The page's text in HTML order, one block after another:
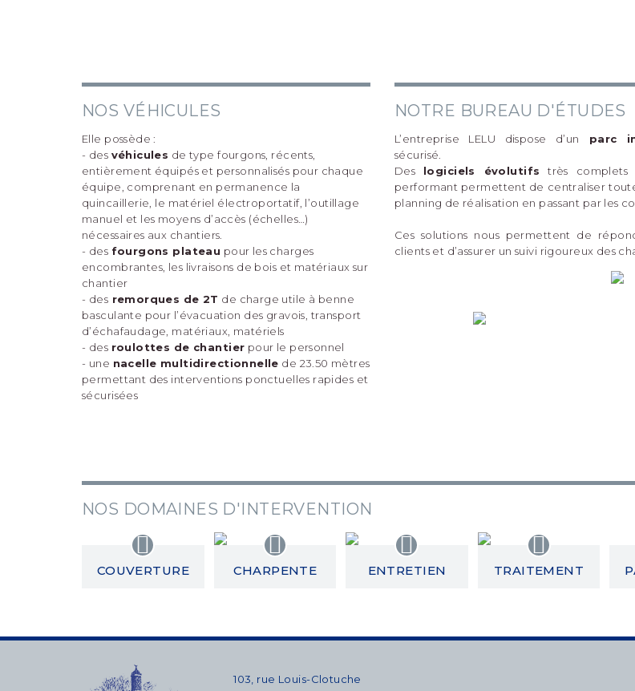
NOS VÉHICULES
Elle possède :
- des véhicules de type fourgons, récents,
entièrement équipés et personnalisés pour chaque
équipe, comprenant en permanence la
quincaillerie, le matériel électroportatif, l’outillage
manuel et les moyens d’accès (échelles…)
nécessaires aux chantiers.
- des fourgons plateau pour les charges
encombrantes, les livraisons de bois et matériaux sur
chantier
- des remorques de 2T de charge utile à benne
basculante pour l’évacuation des gravois, transport
d’échafaudage, matériaux, matériels
- des roulottes de chantier pour le personnel
- une nacelle multidirectionnelle de 23.50 mètres
permettant des interventions ponctuelles rapides et
sécurisées
NOTRE BUREAU D'ÉTUDES
L’entreprise LELU dispose d’un parc
sécurisé.
Des logiciels évolutifs très complets
performant permettent de centraliser
planning de réalisation en passant par les
Ces solutions nous permettent de
clients et d’assurer un suivi rigoureux des
NOS DOMAINES D'INTERVENTION
COUVERTURE CHARPENTE ENTRETIEN TRAITEMENT
103, rue Louis-Clotuche